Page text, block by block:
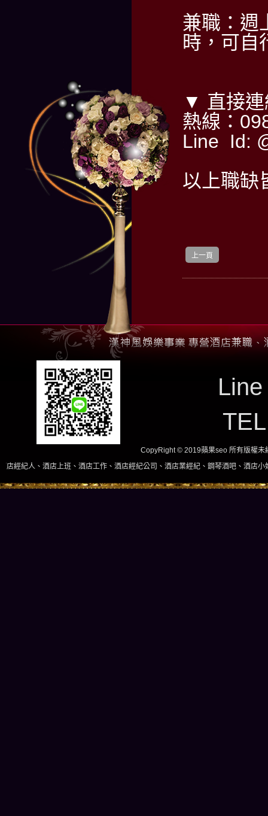
兼職：週
時，可自
▼ 直接連
熱線：
Line Id:
以上職缺
上一頁
CopyRight © 2019蘋果seo 所有版權未
班、酒店工作、酒店經紀公司、酒店業經紀、鋼琴酒吧、酒店小姐、酒店兼